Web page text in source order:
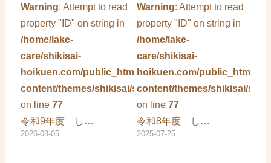
Warning: Attempt to read
property "ID" on string in
/home/lake-
care/shikisai-
hoikuen.com/public_html/wp-
content/themes/shikisai/single.php
on line 77
令和9年度 し…
2026-08-05
Warning: Attempt to read
property "ID" on string in
/home/lake-
care/shikisai-
hoikuen.com/public_html/wp-
content/themes/shikisai/
on line 77
令和8年度 し…
2025-07-25